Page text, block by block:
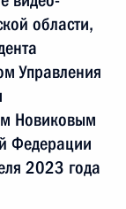
области,
Управления
Новиковым
Федерации
2023 года